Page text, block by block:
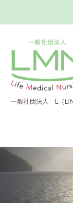
一般社団法人 L（